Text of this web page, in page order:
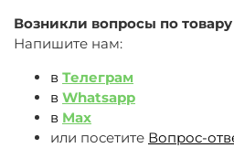
Возникли вопросы по товару
Напишите нам:
в Телеграм
в Whatsapp
в Max
или посетите Вопрос-